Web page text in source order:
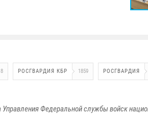
РОСГВАРДИЯ КБР 1859 РОСГВАРДИЯ
Федеральной службы войск